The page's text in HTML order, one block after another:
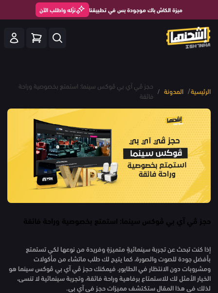
ميزة الكاش باك موجودة بس في تطبيقنا نزّله واطلب الآن
الرئيسية/ المدونة / حجز ڤي آي بي ڤوكس سينما: استمتع بخصوصية وراحة
فائقة
حجز ڤي آي بي ڤوكس سينما: استمتع بخصوصية وراحة فائقة
إذا كنت تبحث عن تجربة سينمائيةٍ متميزةٍ وفريدة من نوعها لكي تستمتع
بأفضل جودة للصوت والصورة، كما يتيح لك طلب ماتشاء من مأكولات
ومشروبات دون الانتظار في الطابور، فيمكنك حجز ڤي آي بي ڤوكس سينما هو
الخيار الأمثل لك للاستمتاع برفاهية وراحة فائقة، وتجربة سينمائية لا تنسى،
لذلك في هذا المقال ستكتشف مميزات حجز في آي بي.